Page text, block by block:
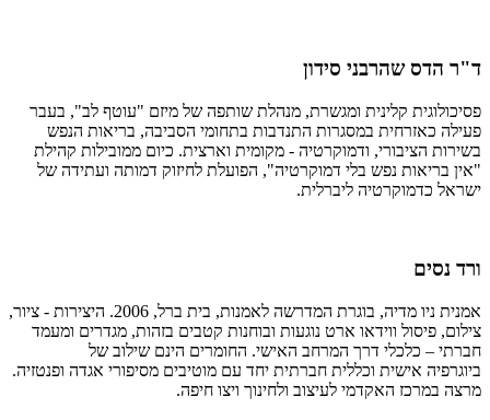
ד"ר הדס שהרבני סידון
פסיכולוגית קלינית ומגשרת, מנהלת שותפה של מיזם "עוטף לב", בעבר
פעילה כאזרחית במסגרות התנדבות בתחומי הסביבה, בריאות הנפש
בשירות הציבורי, ודמוקרטיה - מקומית וארצית. כיום ממובילות קהילת
"אין בריאות נפש בלי דמוקרטיה", הפועלת לחיזוק דמותה ועתידה של
ישראל כדמוקרטיה ליברלית.
ורד נסים
אמנית ניו מדיה, בוגרת המדרשה לאמנות, בית ברל, 2006. היצירות - ציור,
צילום, פיסול ווידאו ארט נוגעות ובוחנות קטבים בזהות, מגדרים ומעמד
חברתי – כלכלי דרך המרחב האישי. החומרים הינם שילוב של
ביוגרפיה אישית וכללית חברתית יחד עם מוטיבים מסיפורי אגדה ופנטזיה.
מרצה במרכז האקדמי לעיצוב ולחינוך ויצו חיפה.